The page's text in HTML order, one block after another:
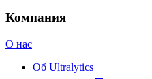
Компания
О нас
Об Ultralytics